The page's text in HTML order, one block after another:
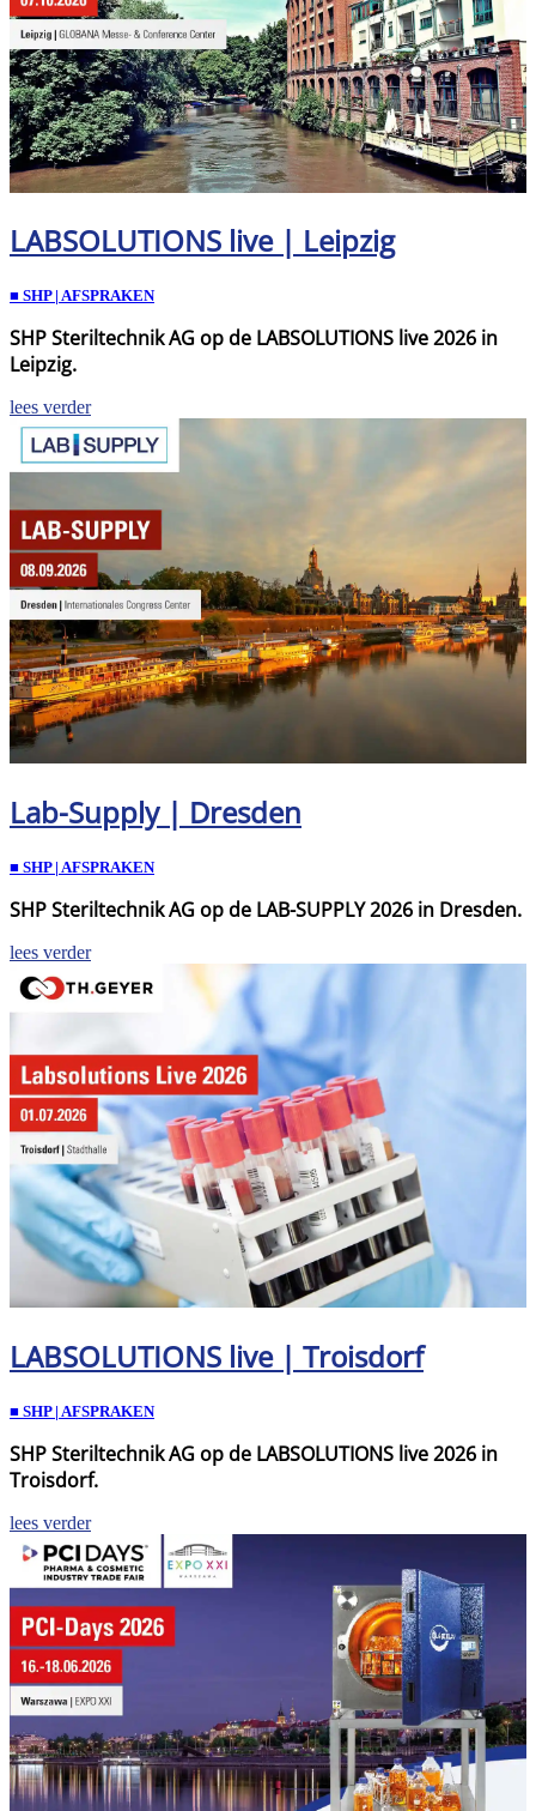
LABSOLUTIONS live | Leipzig
■ SHP | AFSPRAKEN
SHP Steriltechnik AG op de LABSOLUTIONS live 2026 in
Leipzig.
lees verder
Lab-Supply | Dresden
■ SHP | AFSPRAKEN
SHP Steriltechnik AG op de LAB-SUPPLY 2026 in Dresden.
lees verder
LABSOLUTIONS live | Troisdorf
■ SHP | AFSPRAKEN
SHP Steriltechnik AG op de LABSOLUTIONS live 2026 in
Troisdorf.
lees verder